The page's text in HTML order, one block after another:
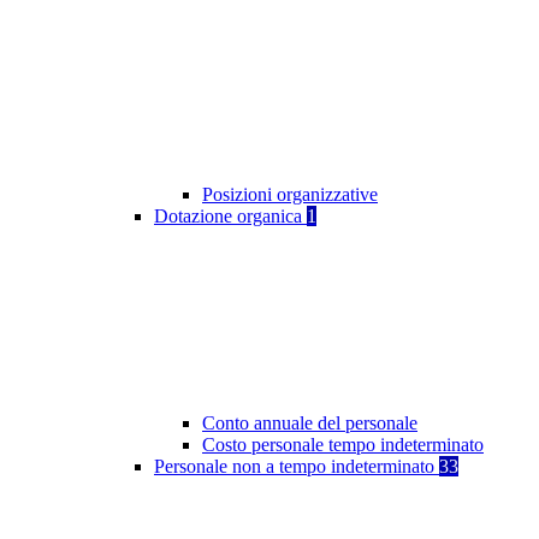
Posizioni organizzative
Dotazione organica 1
Conto annuale del personale
Costo personale tempo indeterminato
Personale non a tempo indeterminato 33